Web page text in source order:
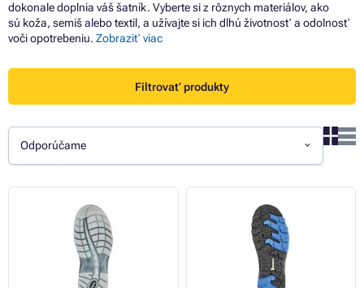
dokonale doplnia váš šatník. Vyberte si z rôznych materiálov, ako
sú koža, semiš alebo textil, a užívajte si ich dlhú životnosť a odolnosť
voči opotrebeniu. Zobraziť viac
Filtrovať produkty
Odporúčame